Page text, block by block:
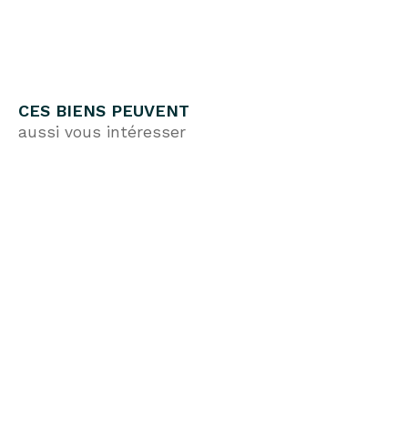
CES BIENS PEUVENT
aussi vous intéresser